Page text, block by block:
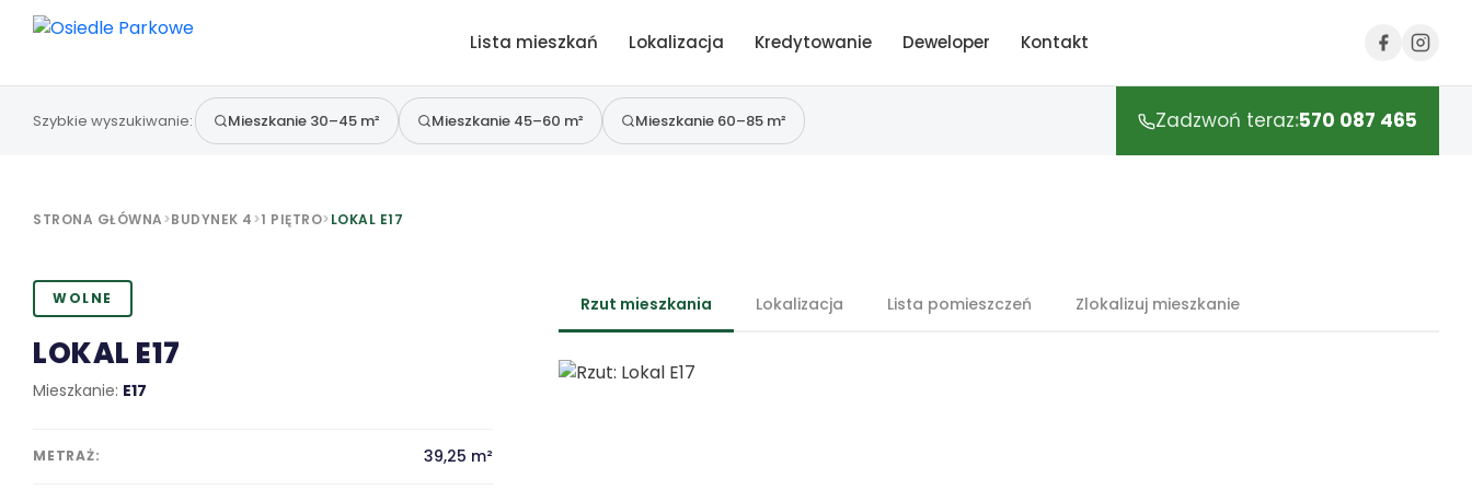
Lista mieszkań Lokalizacja Kredytowanie Deweloper Kontakt
Szybkie wyszukiwanie: Mieszkanie 30–45 m² Mieszkanie 45–60 m² Mieszkanie 60–85 m² Zadzwón teraz:570 087 465
Lista mieszkań Lokalizacja Kredytowanie Deweloper Kontakt
Szybkie wyszukiwanie: Mieszkanie 30–45 m² Mieszkanie 45–60 m² Mieszkanie 60–85 m² Zadzwoń teraz:570 087 465
STRONA GŁÓWNA>BUDYNEK 4>1 PIĘTRO> LOKAL E17
WOLNE
LOKAL E17
Mieszkanie: E17
METRAŻ: 39,25 m²
Rzut mieszkania Lokalizacja Lista pomieszczeń Zlokalizuj mieszkanie
Historia cen